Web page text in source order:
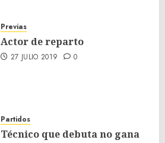
Previas
Actor de reparto
27 JULIO 2019 0
Partidos
Técnico que debuta no gana